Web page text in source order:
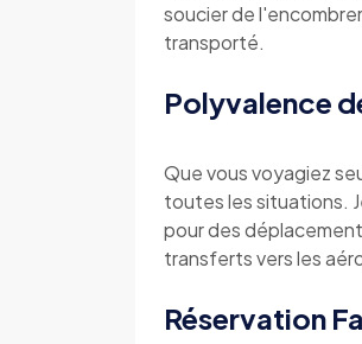
soucier de
transporté.
Polyvalence
Que vous voyagiez
toutes les situations.
pour des
transferts vers les
Réservation